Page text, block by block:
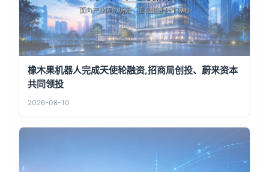
橡木果机器人完成天使轮融资,招商局创投、蔚来资本
共同领投
2026-08-10